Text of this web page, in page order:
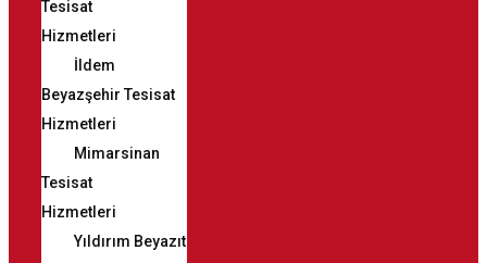
Tesisat
Hizmetleri
İldem
Beyazşehir Tesisat
Hizmetleri
Mimarsinan
Tesisat
Hizmetleri
Yıldırım Beyazıt